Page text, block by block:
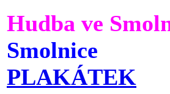
Hudba ve
Smolnice
PLAKÁTEK